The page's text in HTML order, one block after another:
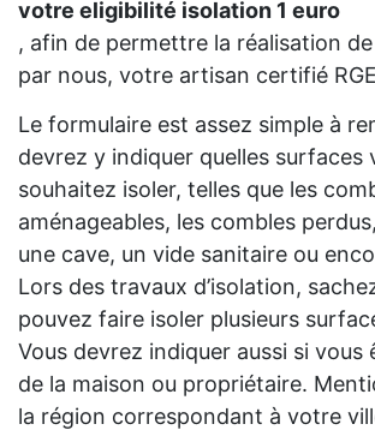
votre eligibilité isolation 1 euro
, afin de permettre la réalisation
par nous, votre artisan certifié
Le formulaire est assez simple à
devrez y indiquer quelles surfaces
souhaitez isoler, telles que les
aménageables, les combles
une cave, un vide sanitaire ou
Lors des travaux d’isolation,
pouvez faire isoler plusieurs
Vous devrez indiquer aussi si vous
de la maison ou propriétaire.
la région correspondant à votre